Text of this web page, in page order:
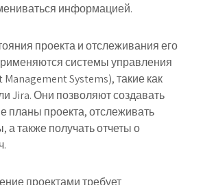
информацией.
проекта и отслеживания его
системы управления
Systems), такие как
Jira. Они позволяют создавать
планы проекта, отслеживать
а также получать отчеты о
проектами требует